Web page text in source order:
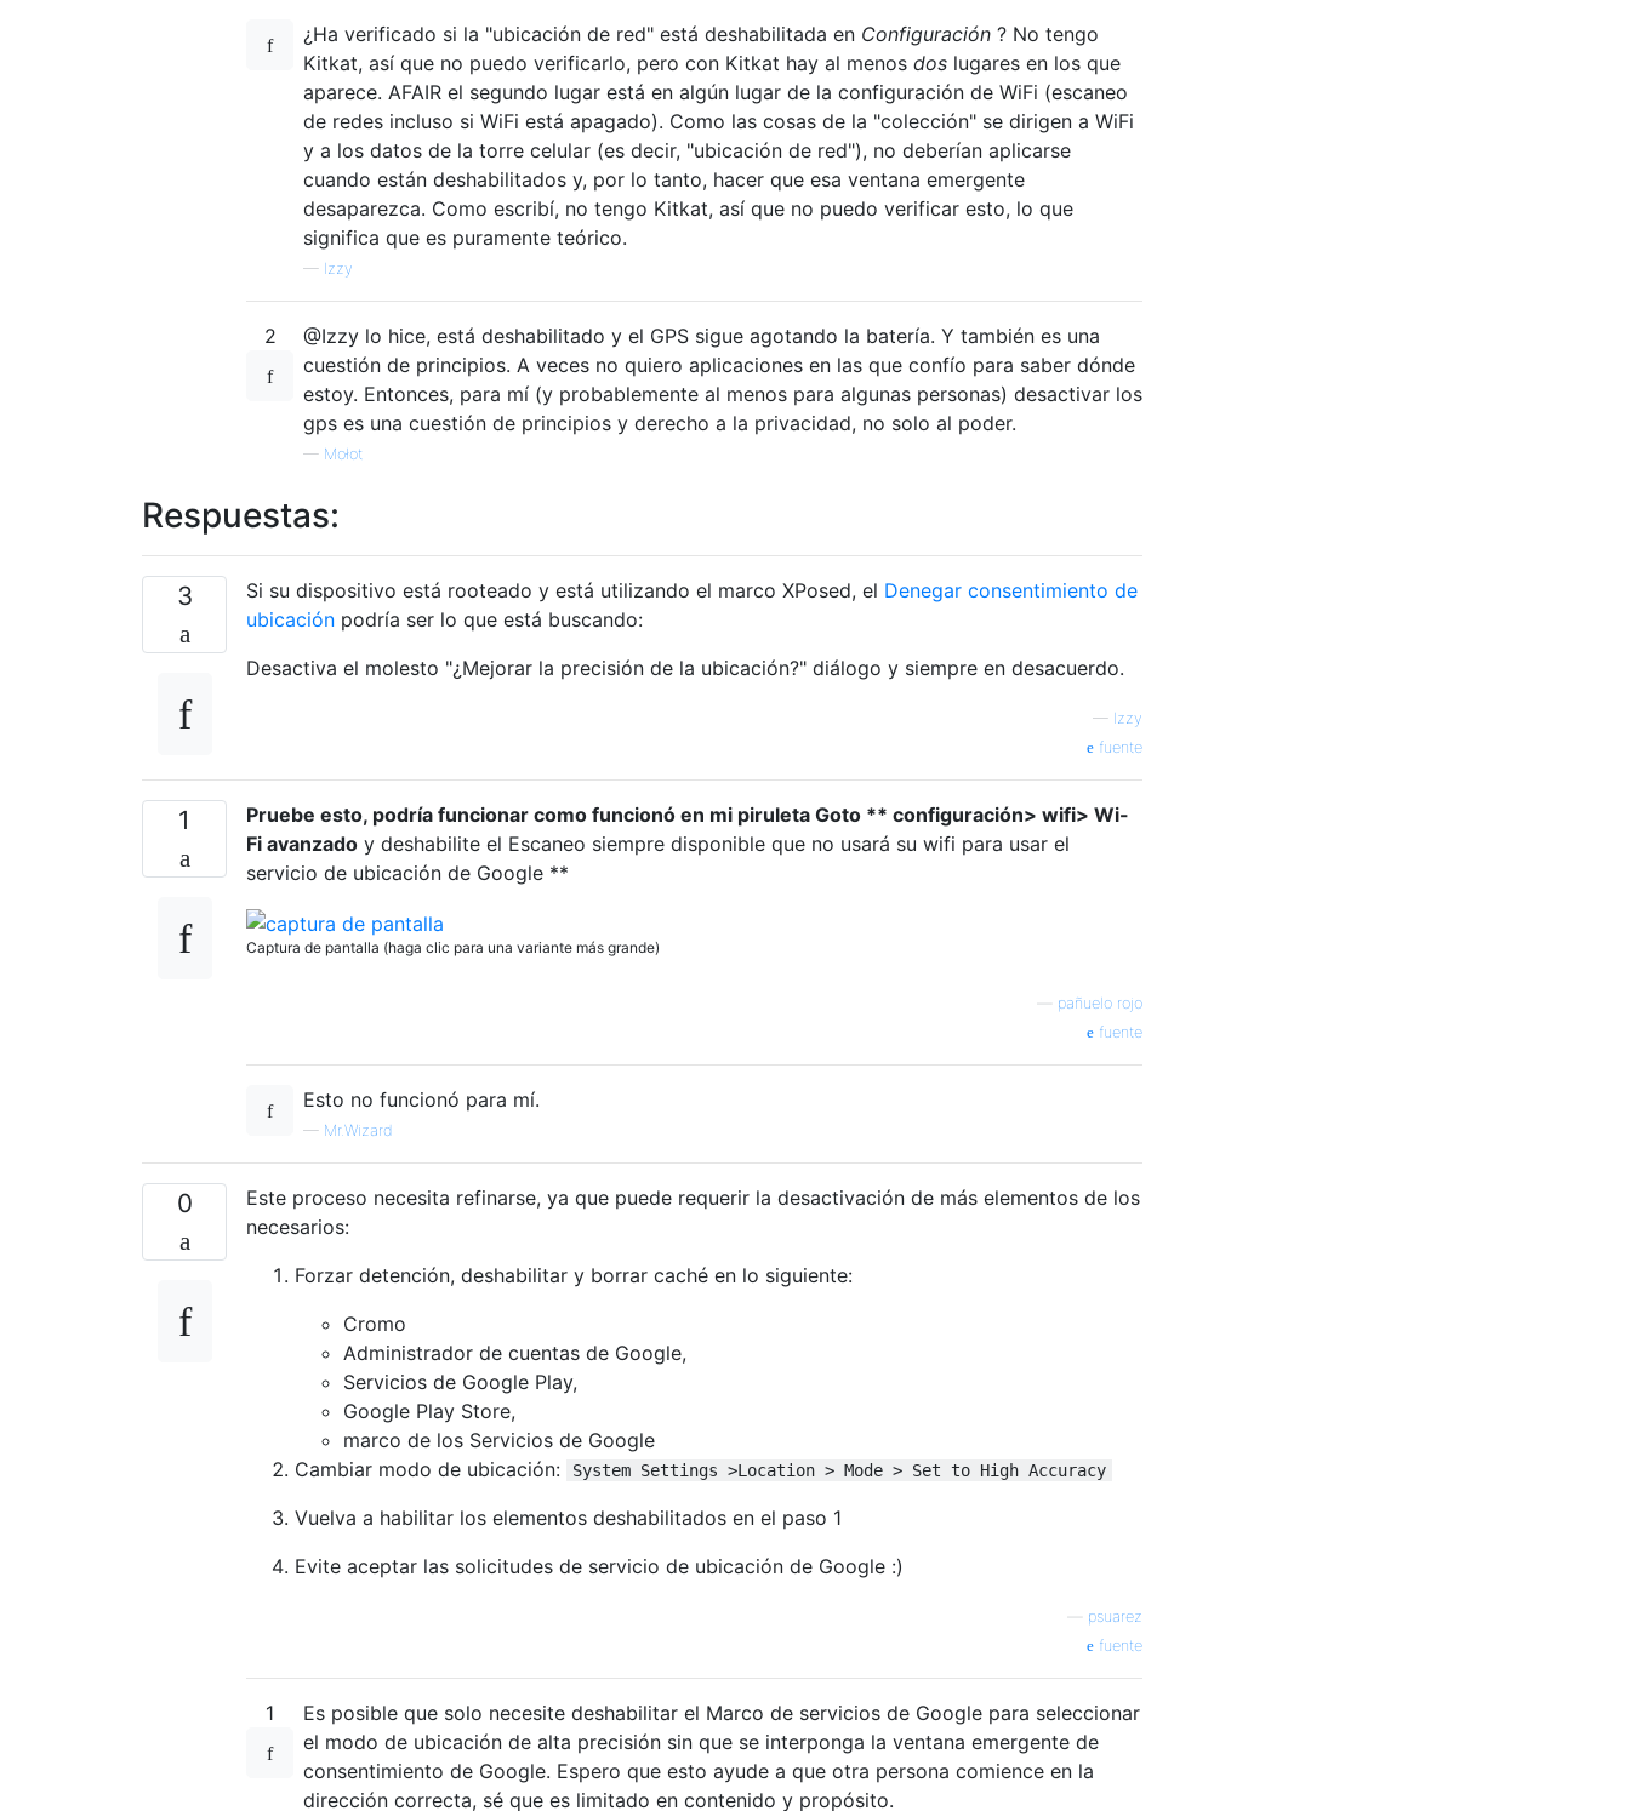
¿Ha verificado si la "ubicación de red" está deshabilitada en Configuración ? No tengo
Kitkat, así que no puedo verificarlo, pero con Kitkat hay al menos dos lugares en los que
aparece. AFAIR el segundo lugar está en algún lugar de la configuración de WiFi (escaneo
de redes incluso si WiFi está apagado). Como las cosas de la "colección" se dirigen a WiFi
y a los datos de la torre celular (es decir, "ubicación de red"), no deberían aplicarse
cuando están deshabilitados y, por lo tanto, hacer que esa ventana emergente
desaparezca. Como escribí, no tengo Kitkat, así que no puedo verificar esto, lo que
significa que es puramente teórico.
— Izzy
2
@Izzy lo hice, está deshabilitado y el GPS sigue agotando la batería. Y también es una
cuestión de principios. A veces no quiero aplicaciones en las que confío para saber dónde
estoy. Entonces, para mí (y probablemente al menos para algunas personas) desactivar los
gps es una cuestión de principios y derecho a la privacidad, no solo al poder.
— Mołot
Respuestas:
3 Si su dispositivo está rooteado y está utilizando el marco XPosed, el Denegar consentimiento de
ubicación podría ser lo que está buscando:
Desactiva el molesto "¿Mejorar la precisión de la ubicación?" diálogo y siempre en desacuerdo.
— Izzy
fuente
1
Pruebe esto, podría funcionar como funcionó en mi piruleta Goto ** configuración> wifi> Wi-
Fi avanzado y deshabilite el Escaneo siempre disponible que no usará su wifi para usar el
servicio de ubicación de Google **
Captura de pantalla (haga clic para una variante más grande)
pañuelo rojo
fuente
Esto no funcionó para mí.
— Mr.Wizard
0
Este proceso necesita refinarse, ya que puede requerir la desactivación de más elementos de los
necesarios:
Forzar detención, deshabilitar y borrar caché en lo siguiente:
Cromo
Administrador de cuentas de Google,
Servicios de Google Play,
Google Play Store,
marco de los Servicios de Google
Cambiar modo de ubicación:
System Settings >Location > Mode > Set to High Accuracy
Vuelva a habilitar los elementos deshabilitados en el paso 1
Evite aceptar las solicitudes de servicio de ubicación de Google :)
psuarez
fuente
1
Es posible que solo necesite deshabilitar el Marco de servicios de Google para seleccionar
el modo de ubicación de alta precisión sin que se interponga la ventana emergente de
consentimiento de Google. Espero que esto ayude a que otra persona comience en la
dirección correcta, sé que es limitado en contenido y propósito.